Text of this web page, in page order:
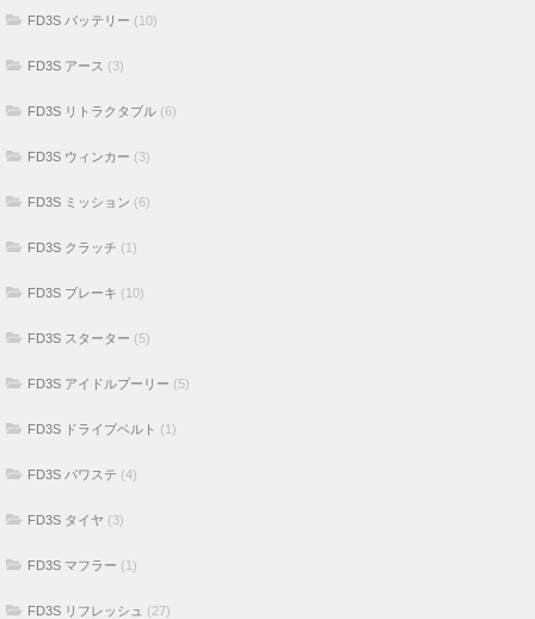
FD3S バッテリー (10)
FD3S アース (3)
FD3S リトラクタブル (6)
FD3S ウィンカー (3)
FD3S ミッション (6)
FD3S クラッチ (1)
FD3S ブレーキ (10)
FD3S スターター (5)
FD3S アイドルプーリー (5)
FD3S ドライブベルト (1)
FD3S パワステ (4)
FD3S タイヤ (3)
FD3S マフラー (1)
FD3S リフレッシュ (27)